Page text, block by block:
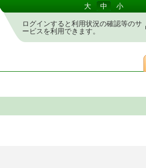
大 中 小
ログインすると利用状況の確認等のサ
ービスを利用できます。